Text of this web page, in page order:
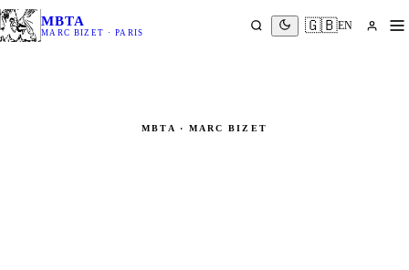
MBTA
MARC BIZET · PARIS 🇬🇧EN
MBTA · MARC BIZET